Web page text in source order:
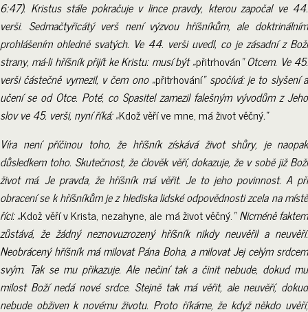
6:47). Kristus stále pokračuje v lince pravdy, kterou započal ve 44.
verši. Sedmačtyřicátý verš není výzvou hříšníkům, ale doktrinálním
prohlášením ohledně svatých. Ve 44. verši uvedl, co je zásadní z Boží
strany, má-li hříšník přijít ke Kristu: musí být „přitrhován“ Otcem. Ve 45.
verši částečně vymezil, v čem ono „přitrhování“ spočívá: je to slyšení a
učení se od Otce. Poté, co Spasitel zamezil falešným vývodům z Jeho
slov ve 45. verši, nyní říká: „Kdož věří ve mne, má život věčný.“
Víra není příčinou toho, že hříšník získává život shůry, je naopak
důsledkem toho. Skutečnost, že člověk věří, dokazuje, že v sobě již Boží
život má. Je pravda, že hříšník má věřit. Je to jeho povinnost. A při
obracení se k hříšníkům je z hlediska lidské odpovědnosti zcela na místě
říci: „Kdož věří v Krista, nezahyne, ale má život věčný.“ Nicméně faktem
zůstává, že žádný neznovuzrozený hříšník nikdy neuvěřil a neuvěří.
Neobrácený hříšník má milovat Pána Boha, a milovat Jej celým srdcem
svým. Tak se mu přikazuje. Ale nečiní tak a činit nebude, dokud mu
milost Boží nedá nové srdce. Stejně tak má věřit, ale neuvěří, dokud
nebude obživen k novému životu. Proto říkáme, že když někdo uvěří,